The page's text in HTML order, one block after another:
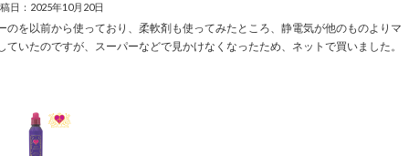
日：2025年10月20日
のを以前から使っており、柔軟剤も使ってみたところ、静電気が他のものよりマ
いたのですが、スーパーなどで見かけなくなったため、ネットで買いました。